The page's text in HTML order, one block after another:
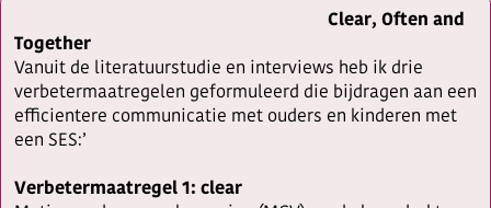
Clear, Often and
Together
Vanuit de literatuurstudie en interviews heb ik drie
verbetermaatregelen geformuleerd die bijdragen aan een
efficientere communicatie met ouders en kinderen met
een SES:’
Verbetermaatregel 1: clear